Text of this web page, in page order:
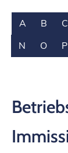
A B C
N
O P